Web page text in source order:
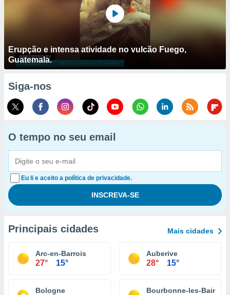
Erupção e intensa atividade no vulcão Fuego,
Guatemala.
Siga-nos
O tempo no seu email
Eu li e aceito a política de privacidade.
Principais cidades Mais cidades
Arc-en-Barrois
27° 15°
Auberive
28° 15°
Bologne Bourbonne-les-Bains